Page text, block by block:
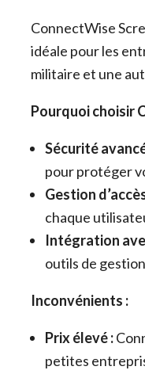
ConnectWise
idéale pour les
militaire et une
Pourquoi choisir
Sécurité
pour protéger
Gestion
chaque
Intégration
outils de
Inconvénients :
Prix élevé :
petites